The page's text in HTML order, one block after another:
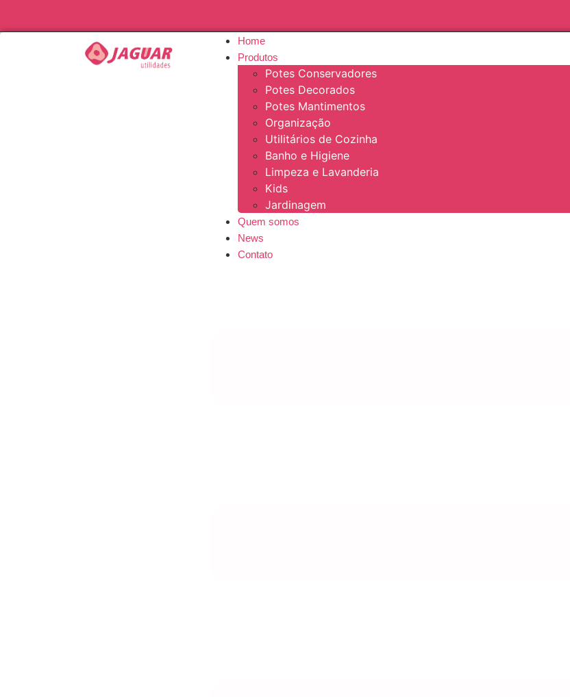
Home
Produtos
Potes Conservadores
Potes Decorados
Potes Mantimentos
Organização
Utilitários de Cozinha
Banho e Higiene
Limpeza e Lavanderia
Kids
Jardinagem
Quem somos
News
Contato